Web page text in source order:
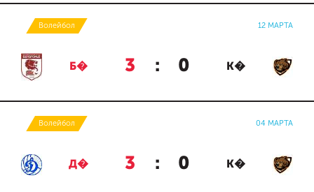
Волейбол 12 МАРТА
Б� 3 : 0 К�
Волейбол 04 МАРТА
Д� 3 : 0 К�